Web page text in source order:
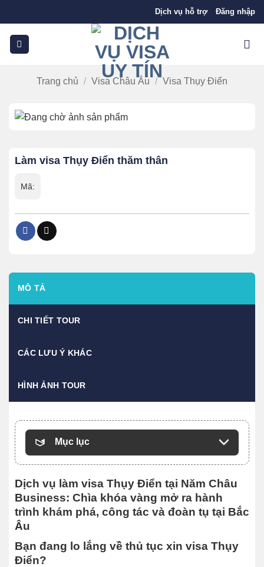
qua
nội
dung
Dịch vụ hỗ trợ Đăng nhập
Trang chủ / Visa Châu Âu / Visa Thụy Điển
Làm visa Thụy Điển thăm thân
Mã:
MÔ TẢ
CHI TIẾT TOUR
CÁC LƯU Ý KHÁC
HÌNH ẢNH TOUR
Mục lục
Dịch vụ làm visa Thụy Điển tại Năm Châu
Business: Chìa khóa vàng mở ra hành
trình khám phá, công tác và đoàn tụ tại Bắc
Âu
Bạn đang lo lắng về thủ tục xin visa Thụy
Điển?